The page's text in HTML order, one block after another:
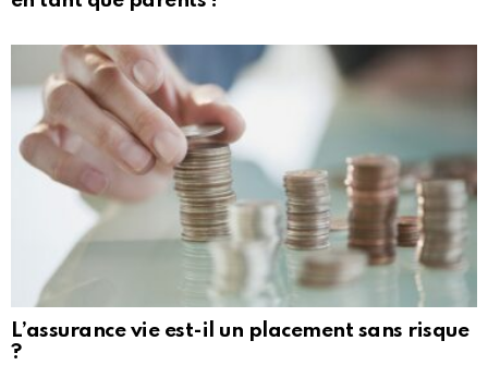
L’assurance vie est-il un placement sans risque
?